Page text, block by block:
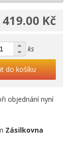
419.00 Kč
ks
do košíku
objednání nyní
Zásilkovna